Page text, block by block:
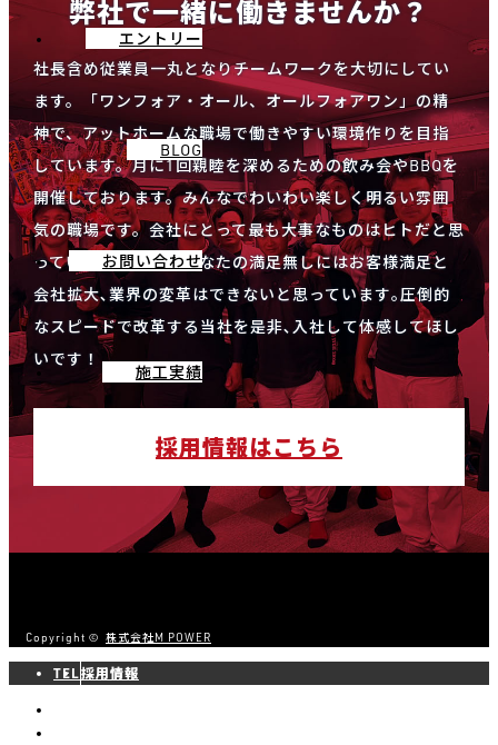
エントリー
BLOG
お問い合わせ
施工実績
弊社で一緒に働きませんか？
社長含め従業員一丸となりチームワークを大切にしてい
ます。「ワンフォア・オール、オールフォアワン」の精
神で、アットホームな職場で働きやすい環境作りを目指
しています。月に1回親睦を深めるための飲み会やBBQを
開催しております。みんなでわいわい楽しく明るい雰囲
気の職場です。会社にとって最も大事なものはヒトだと思
っています！つまりあなたの満足無しにはお客様満足と
会社拡大､業界の変革はできないと思っています｡圧倒的
なスピードで改革する当社を是非､入社して体感してほし
いです！
採用情報はこちら
Copyright © 株式会社M POWER
TEL採用情報